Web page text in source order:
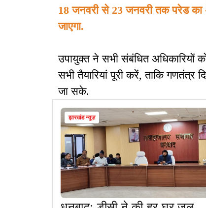
18 जनवरी से 23 जनवरी तक परेड का
जाएगा.
उपायुक्त ने सभी संबंधित अधिकारियों
सभी तैयारियां पूरी करें, ताकि
जा सके.
झारखंड न्यूज़